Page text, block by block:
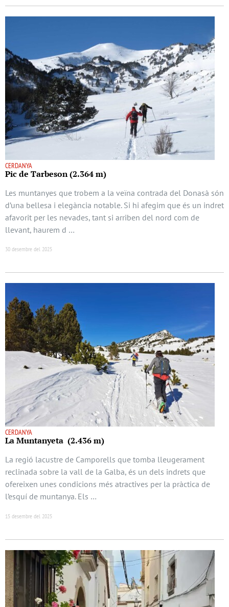
CERDANYA
Pic de Tarbeson (2.364 m)
Les muntanyes que trobem a la veïna contrada del Donasà són
d’una bellesa i elegància notable. Si hi afegim que és un indret
afavorit per les nevades, tant si arriben del nord com de
llevant, haurem d …
30 desembre del 2025
CERDANYA
La Muntanyeta (2.436 m)
La regió lacustre de Camporells que tomba lleugerament
reclinada sobre la vall de la Galba, és un dels indrets que
ofereixen unes condicions més atractives per la pràctica de
l’esquí de muntanya. Els …
15 desembre del 2025